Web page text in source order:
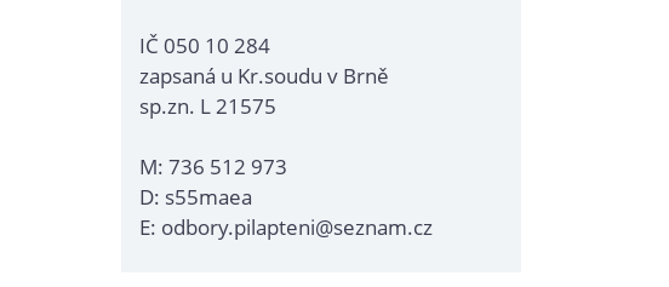
IČ 050 10 284
zapsaná u Kr.soudu v Brně
sp.zn. L 21575
M: 736 512 973
D: s55maea
E: odbory.pilapteni@seznam.cz